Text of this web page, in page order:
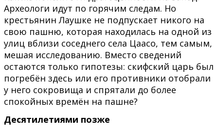
Археологи идут по горячим следам. Но
крестьянин Лаушке не подпускает никого на
свою пашню, которая находилась на одной из
улиц вблизи соседнего села Цаасо, тем самым,
мешая исследованию. Вместо сведений
остаются только гипотезы: скифский царь был
погребён здесь или его противники отобрали
у него сокровища и спрятали до более
спокойных времён на пашне?
Десятилетиями позже